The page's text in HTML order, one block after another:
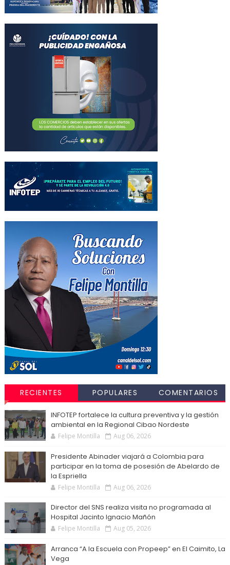
RECIENTES POPULARES COMENTARIOS
INFOTEP fortalece la cultura preventiva y la gestión
ambiental en la Regional Cibao Nordeste
Felipe Montilla Aug 06, 2026
Presidente Abinader viajará a Colombia para
participar en la toma de posesión de Abelardo de
la Espriella
Felipe Montilla Aug 06, 2026
Director del SNS realiza visita no programada al
Hospital Jacinto Ignacio Mañón
Felipe Montilla Aug 05, 2026
Arranca “A la Escuela con Propeep” en El Caimito, La
Vega